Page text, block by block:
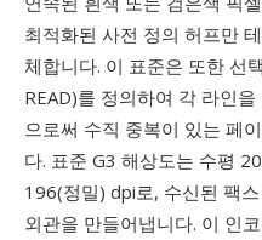
최적화된 사전 정의 허프만
체합니다. 이 표준은 또한 선
READ)를 정의하여 각 라인
으로써 수직 중복이 있는 페
다. 표준 G3 해상도는 수평
196(정밀) dpi로, 수신된 팩
외관을 만들어냅니다. 이 인